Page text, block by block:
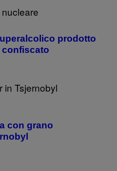
prodotto
confiscato
con grano